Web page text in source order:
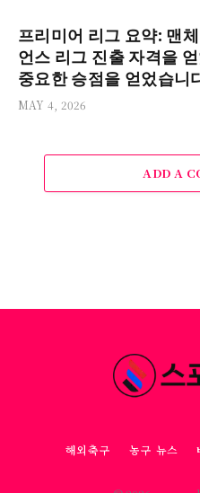
프리미어 리그 요약: 맨
언스 리그 진출 자격을
중요한 승점을 얻었습니
MAY 4, 2026
ADD A
해외축구 농구 뉴스